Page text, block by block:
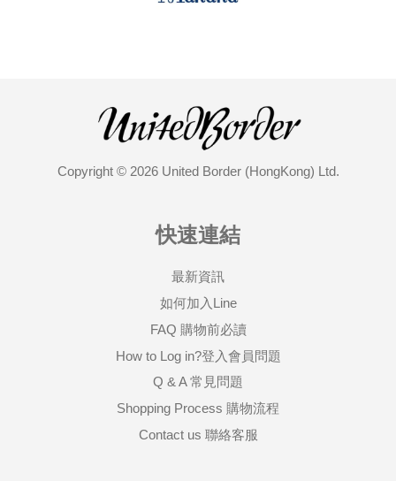
Copyright © 2026 United Border (HongKong) Ltd.
快速連結
最新資訊
如何加入Line
FAQ 購物前必讀
How to Log in?登入會員問題
Q & A 常見問題
Shopping Process 購物流程
Contact us 聯絡客服